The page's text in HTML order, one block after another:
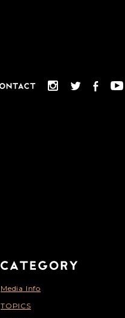
Media Info
TOPICS